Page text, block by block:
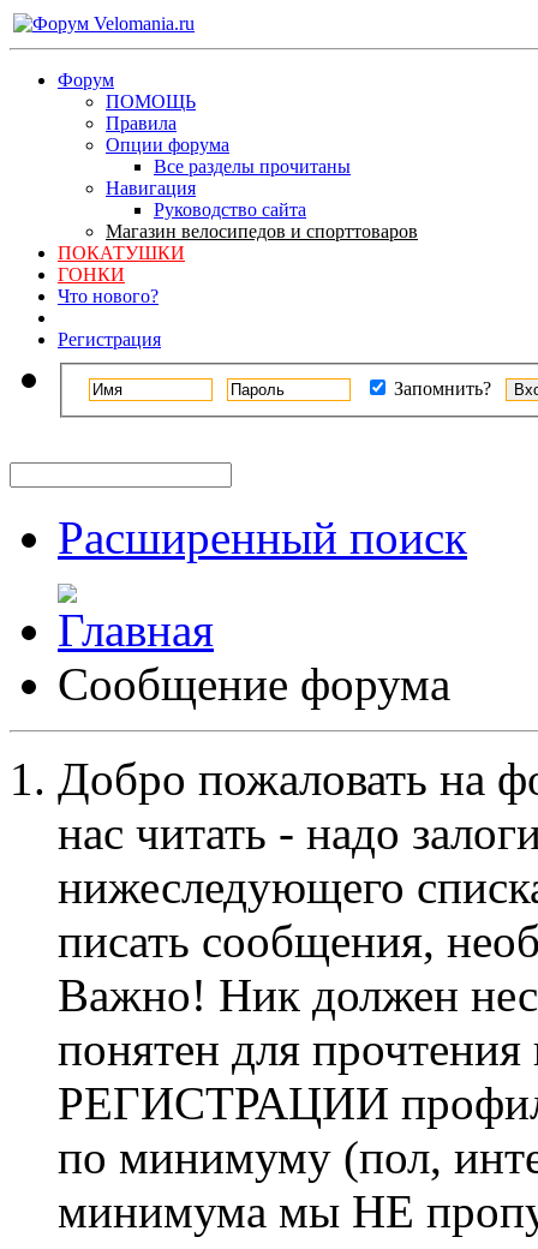
Форум
ПОМОЩЬ
Правила
Опции форума
Все разделы прочитаны
Навигация
Руководство сайта
Магазин велосипедов и спорттоваров
ПОКАТУШКИ
ГОНКИ
Что нового?
Регистрация
Запомнить?
Расширенный поиск
Сообщение форума
Добро пожаловать на
нас читать - надо
нижеследующего
писать сообщения,
Важно! Ник должен
понятен для
РЕГИСТРАЦИИ профиль
по минимуму (пол,
минимума мы НЕ